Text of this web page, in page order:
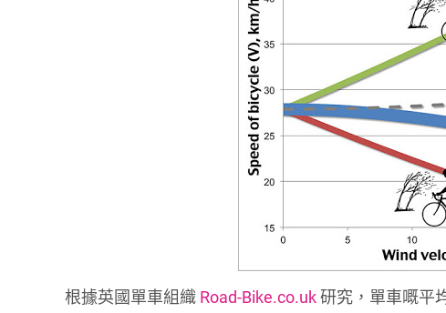
根據英國單車組織 Road-Bike.co.uk研究，單車嘅平